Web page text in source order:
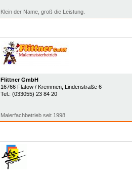
Klein der Name, groß die Leistung.
Flittner GmbH
16766 Flatow / Kremmen, Lindenstraße 6
Tel.: (033055) 23 84 20
Malerfachbetrieb seit 1998